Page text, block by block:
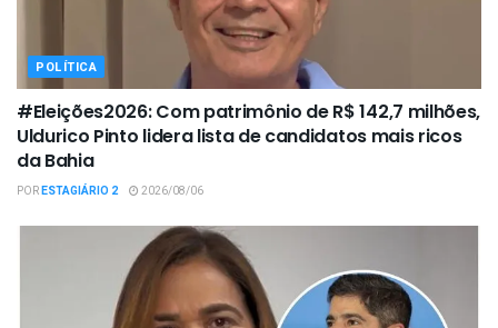
POLÍTICA
#Eleições2026: Com patrimônio de R$ 142,7 milhões,
Uldurico Pinto lidera lista de candidatos mais ricos
da Bahia
PORESTAGIÁRIO 2 2026/08/06